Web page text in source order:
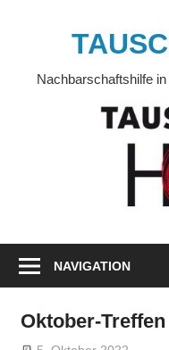
Nachbarschaftshilfe
NAVIGATION
Oktober-